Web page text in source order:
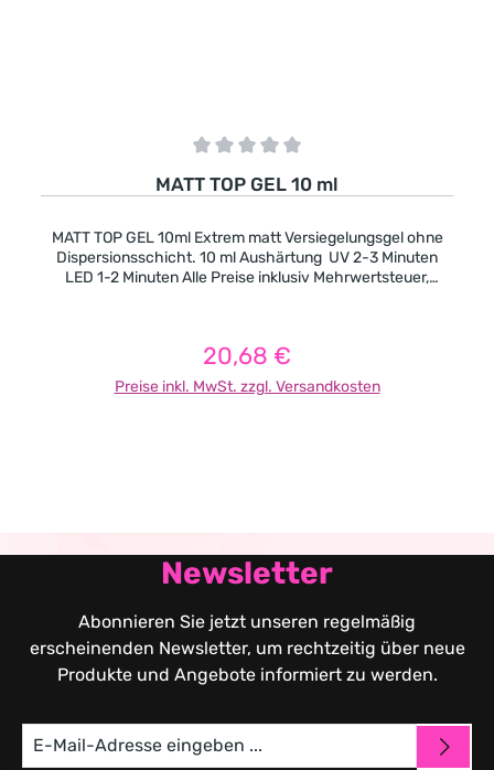
Durchschnittliche Bewertung von 0 von 5 Sternen
MATT TOP GEL 10 ml
MATT TOP GEL 10ml Extrem matt Versiegelungsgel ohne
Dispersionsschicht. 10 ml Aushärtung UV 2-3 Minuten
LED 1-2 Minuten Alle Preise inklusiv Mehrwertsteuer,
Regulärer Preis:
20,68 €
Preise inkl. MwSt. zzgl. Versandkosten
Newsletter
Abonnieren Sie jetzt unseren regelmäßig
erscheinenden Newsletter, um rechtzeitig über neue
Produkte und Angebote informiert zu werden.